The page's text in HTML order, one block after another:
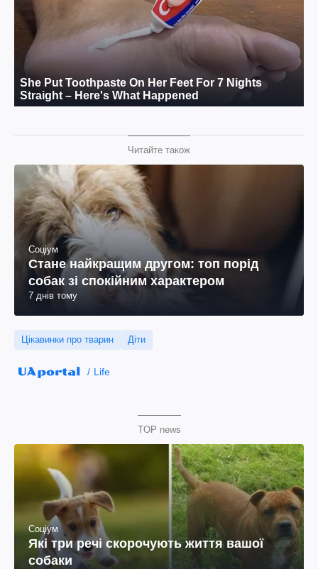
Читайте також
Соціум
Стане найкращим другом: топ порід
собак зі спокійним характером
7 днів тому
Цікавинки про тварин Діти
Life
TOP news
Соціум
Які три речі скорочують життя вашої
собаки